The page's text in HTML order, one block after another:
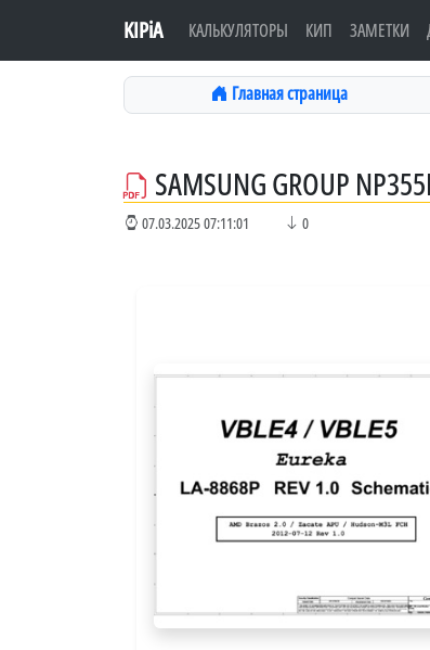
KIPiA КАЛЬКУЛЯТОРЫ КИП ЗАМЕТКИ
Главная страница
SAMSUNG GROUP
07.03.2025 07:11:01 0